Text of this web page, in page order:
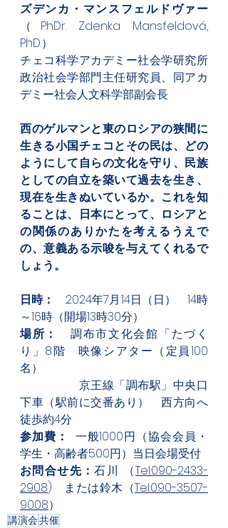
ズデンカ・マンスフェルドヴァー
（PhDr. Zdenka Mansfeldová,
PhD.）
チェコ科学アカデミー社会学研究所
政治社会学部門主任研究員、同アカ
デミー社会人文科学部副会長
西のゲルマンと東のロシアの狭間に
生きる小国チェコとその民は、どの
ようにして自らの文化を守り、民族
としての自立を築いて過去を生き、
現在を生きぬいているか。これを知
ることは、日本にとって、ロシアと
の関係のありかたを考えるうえで
の、意義ある示唆を与えてくれるで
しょう。
日時：
2024年7月14日（日）　14時
～16時（開場13時30分）
場所：
調布市文化会館「たづく
り」8階　映像シアター（定員100
名）
京王線「調布駅」中央口
下車（駅前に交番あり）　西方向へ
徒歩約4分
参加費：
一般1000円（協会会員・
学生・高齢者500円）当日会場受付
お問合せ先：石川 （Tel:090-2433-
2908)　または鈴木（Tel:090-3507-
9008）
講演会共催